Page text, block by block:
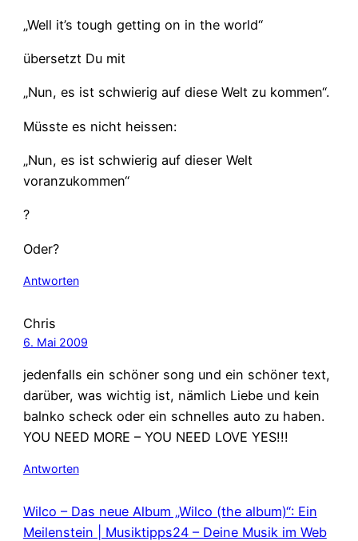
„Well it’s tough getting on in the world“
übersetzt Du mit
„Nun, es ist schwierig auf diese Welt zu kommen“.
Müsste es nicht heissen:
„Nun, es ist schwierig auf dieser Welt
voranzukommen“
?
Oder?
Antworten
Chris
6. Mai 2009
jedenfalls ein schöner song und ein schöner text,
darüber, was wichtig ist, nämlich Liebe und kein
balnko scheck oder ein schnelles auto zu haben.
YOU NEED MORE – YOU NEED LOVE YES!!!
Antworten
Wilco – Das neue Album „Wilco (the album)“: Ein
Meilenstein | Musiktipps24 – Deine Musik im Web